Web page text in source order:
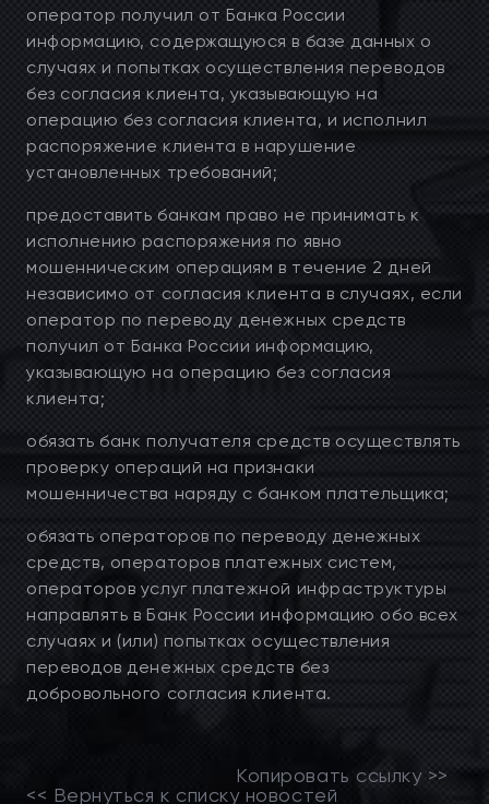
оператор получил от Банка России
информацию, содержащуюся в базе данных о
случаях и попытках осуществления переводов
без согласия клиента, указывающую на
операцию без согласия клиента, и исполнил
распоряжение клиента в нарушение
установленных требований;
предоставить банкам право не принимать к
исполнению распоряжения по явно
мошенническим операциям в течение 2 дней
независимо от согласия клиента в случаях, если
оператор по переводу денежных средств
получил от Банка России информацию,
указывающую на операцию без согласия
клиента;
обязать банк получателя средств осуществлять
проверку операций на признаки
мошенничества наряду с банком плательщика;
обязать операторов по переводу денежных
средств, операторов платежных систем,
операторов услуг платежной инфраструктуры
направлять в Банк России информацию обо всех
случаях и (или) попытках осуществления
переводов денежных средств без
добровольного согласия клиента.
Копировать ссылку >>
<< Вернуться к списку новостей